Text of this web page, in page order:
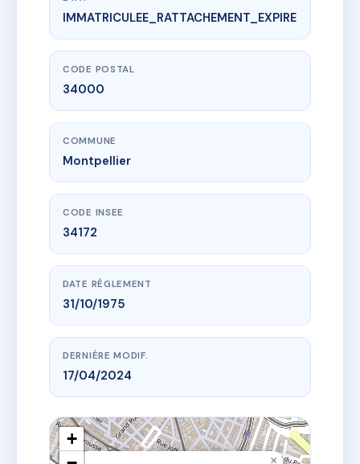
www.vme.plus/AB6936488
3 RUE FREDERIC BAZILLE
3 r frederic bazille
IMMATRICULEE_RATTACHEMENT_EXPIRE
CODE POSTAL
34000
COMMUNE
Montpellier
CODE INSEE
34172
DATE RÈGLEMENT
31/10/1975
DERNIÈRE MODIF.
17/04/2024
×
+